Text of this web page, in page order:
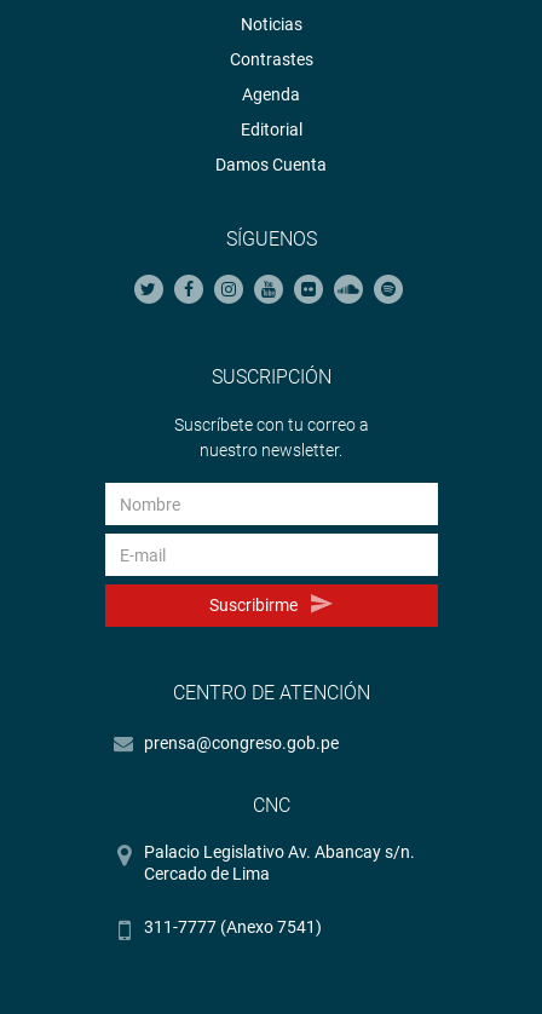
Noticias
Contrastes
Agenda
Editorial
Damos Cuenta
SÍGUENOS
SUSCRIPCIÓN
Suscríbete con tu correo a
nuestro newsletter.
Suscribirme
CENTRO DE ATENCIÓN
prensa@congreso.gob.pe
CNC
Palacio Legislativo Av. Abancay s/n.
Cercado de Lima
311-7777 (Anexo 7541)